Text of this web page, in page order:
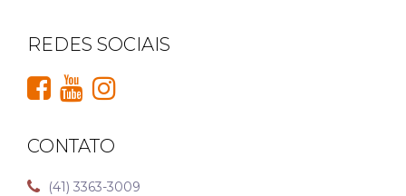
REDES SOCIAIS
CONTATO
(41) 3363-3009